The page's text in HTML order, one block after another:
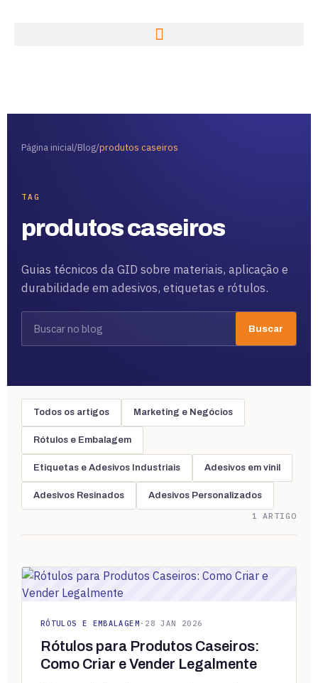
Página inicial/Blog/produtos caseiros
TAG
produtos caseiros
Guias técnicos da GID sobre materiais, aplicação e
durabilidade em adesivos, etiquetas e rótulos.
Buscar
Todos os artigos Marketing e Negócios
Rótulos e Embalagem
Etiquetas e Adesivos Industriais Adesivos em vinil
Adesivos Resinados Adesivos Personalizados
1 ARTIGO
RÓTULOS E EMBALAGEM · 28 JAN 2026
Rótulos para Produtos Caseiros:
Como Criar e Vender Legalmente